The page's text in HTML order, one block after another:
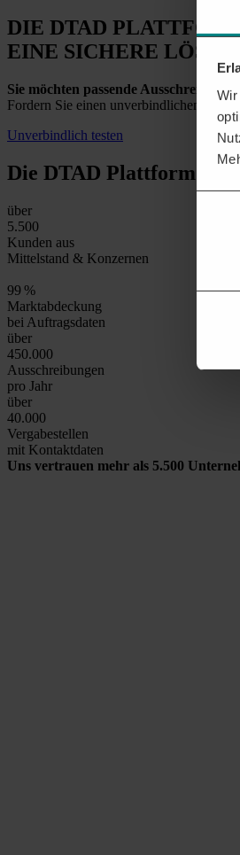
DIE DTAD
EINE SICHERE
Sie möchten passende
Fordern Sie einen unverbindlichen
Unverbindlich testen
Die DTAD Plattform
über
5.500
Kunden aus
Mittelstand & Konzernen
99 %
Marktabdeckung
bei Auftragsdaten
über
450.000
Ausschreibungen
pro Jahr
über
40.000
Vergabestellen
mit Kontaktdaten
Uns vertrauen mehr als 5.500